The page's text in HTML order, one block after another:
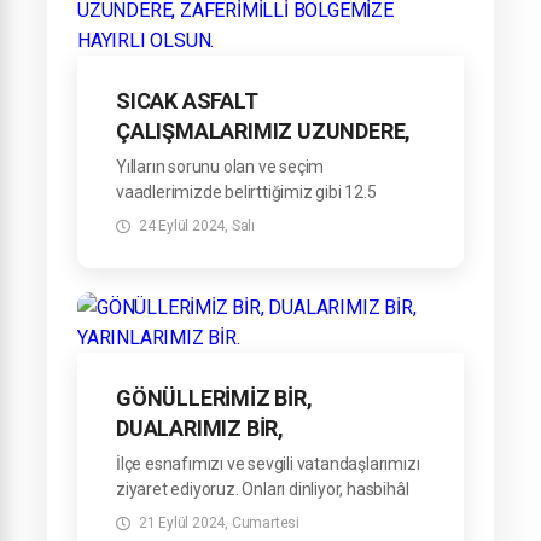
Biz hep gönül gönüleyiz...
SICAK ASFALT
ÇALIŞMALARIMIZ UZUNDERE,
ZAFERİMİLLİ BÖLGEMİZE
HAYIRLI OLSUN.
Yılların sorunu olan ve seçim
vaadlerimizde belirttiğimiz gibi 12.5
Kilometrelik Uzundere-Zaferimilli bağlantı
sakinlerimize hayırlı uğurlu olsun.
Ordu Büyükşehir Belediye Başkan
Vekilimiz Sayın Hüseyin İnanır, AK Parti
Milliyetçi Hareket Partisi İlçe Başkanımız
Sayın İlhan Uykun, AYDEF Başkanımız
Sayın Ali Danış, Uzundere Mahalle
Muhtarımız Metin Koçalan, Zaferimilli
Mahalle Muhtarımız Selim Kaya ve İş
İnsanı Ayhan Yalçınkaya ile birlikte
24 Eylül 2024, Salı
GÖNÜLLERİMİZ BİR,
DUALARIMIZ BİR,
YARINLARIMIZ BİR.
İlçe esnafımızı ve sevgili vatandaşlarımızı
ziyaret ediyoruz. Onları dinliyor, hasbihâl
ediyoruz.
21 Eylül 2024, Cumartesi